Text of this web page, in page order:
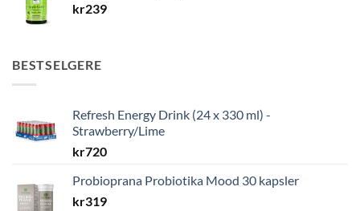
kr239
BESTSELGERE
Refresh Energy Drink (24 x 330 ml) -
Strawberry/Lime
kr720
Probioprana Probiotika Mood 30 kapsler
kr319